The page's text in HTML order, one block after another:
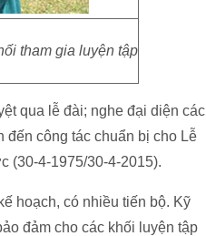
tham gia luyện tập
qua lễ đài; nghe đại diện các
công tác chuẩn bị cho Lễ
(30-4-1975/30-4-2015).
hoạch, có nhiều tiến bộ. Kỹ
đảm cho các khối luyện tập